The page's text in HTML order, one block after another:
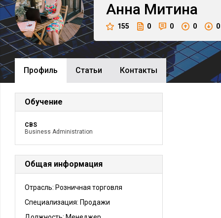
Анна Митина
155 0 0 0 0
Профиль Cтатьи Контакты
Обучение
CBS
Business Administration
Общая информация
Отрасль: Розничная торговля
Специализация: Продажи